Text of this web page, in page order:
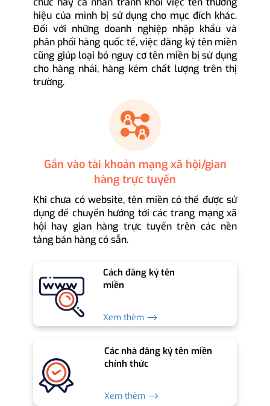
hiệu của mình bị sử dụng cho mục đích khác.
Đối với những doanh nghiệp nhập khẩu và
phân phối hàng quốc tế, việc đăng ký tên miền
cũng giúp loại bỏ nguy cơ tên miền bị sử dụng
cho hàng nhái, hàng kém chất lượng trên thị
trường.
Gắn vào tài khoản mạng xã hội/gian
hàng trực tuyến
Khi chưa có website, tên miền có thể được sử
dụng để chuyển hướng tới các trang mạng xã
hội hay gian hàng trực tuyến trên các nền
tảng bán hàng có sẵn.
Cách đăng ký tên
miền
Xem thêm ⟶
Các nhà đăng ký tên miền
chính thức
Xem thêm ⟶